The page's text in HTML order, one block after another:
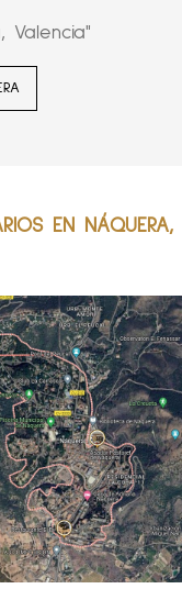
Valencia"
EN NÁQUERA,